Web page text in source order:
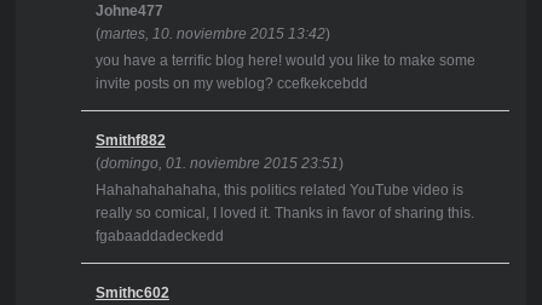
Johne477
(martes, 10. noviembre 2015 13:42)
you have a terrific blog here! would you like to make some
invite posts on my weblog? ccefkekcebdd
Smithf882
(domingo, 01. noviembre 2015 23:51)
Hahahahahahaha, this politics related YouTube video is
really so comical, I loved it. Thanks in favor of sharing this.
fgabaaddadeckedd
Smithc602